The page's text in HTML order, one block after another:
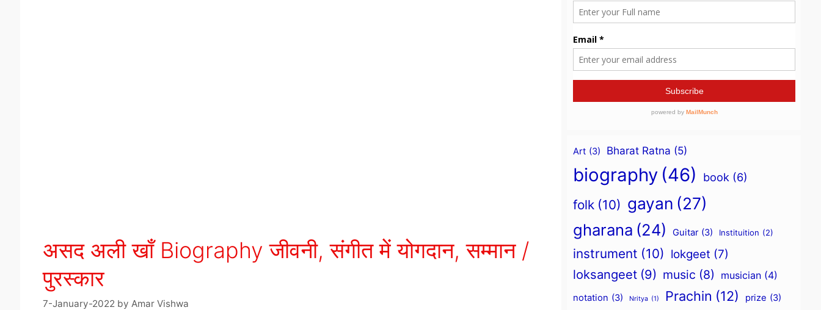
असद अली खाँ Biography जीवनी, संगीत में योगदान, सम्मान /
पुरस्कार
7-January-2022 by Amar Vishwa
Art (3) Bharat Ratna (5)
biography (46) book (6)
folk (10) gayan (27)
gharana (24) Guitar (3) Instituition (2)
instrument (10) lokgeet (7)
loksangeet (9) music (8) musician (4)
notation (3) Nritya (1) Prachin (12) prize (3)